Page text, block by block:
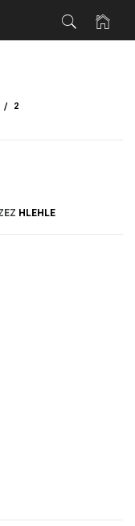
2
HLEHLE